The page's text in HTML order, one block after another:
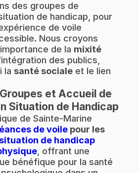
des groupes de
de handicap, pour
de voile
Nous croyons
de la mixité
des publics,
la santé sociale et le lien
Groupes et Accueil de
Situation de Handicap
de Sainte-Marine
de voile pour les
situation de handicap
, offrant une
bénéfique pour la santé